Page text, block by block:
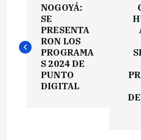
v
NOGOYÁ:
SE
PRESENTA
RON LOS
PROGRAMA
S 2024 DE
PUNTO
DIGITAL